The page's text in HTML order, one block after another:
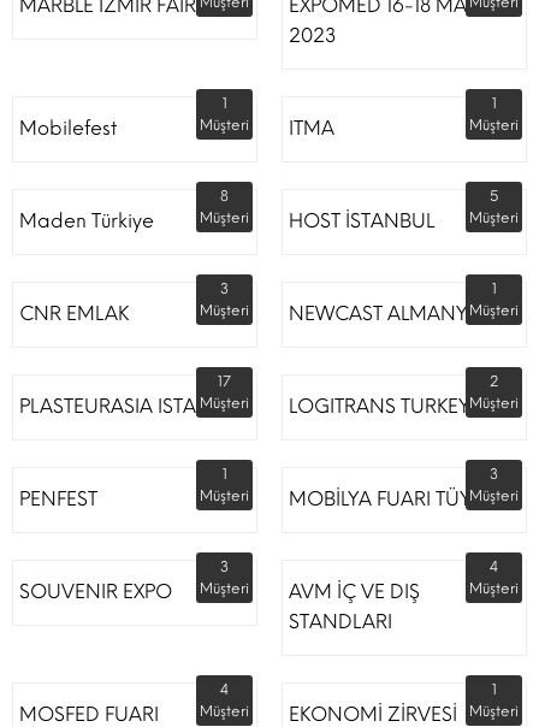
MARBLE İZMİR FAIR
EXPOMED 16-18 MART
2023
Mobilefest
1
Müşteri
ITMA
1
Müşteri
Maden Türkiye
8
Müşteri
HOST İSTANBUL
5
Müşteri
CNR EMLAK
3
Müşteri
NEWCAST ALMANYA
1
Müşteri
PLASTEURASIA ISTANBUL
17
Müşteri
LOGITRANS TURKEY
2
Müşteri
PENFEST
1
Müşteri
MOBİLYA FUARI TÜYAP
3
Müşteri
SOUVENIR EXPO
3
Müşteri
AVM İÇ VE DIŞ
STANDLARI
4
Müşteri
MOSFED FUARI
4
Müşteri
EKONOMİ ZİRVESİ
1
Müşteri